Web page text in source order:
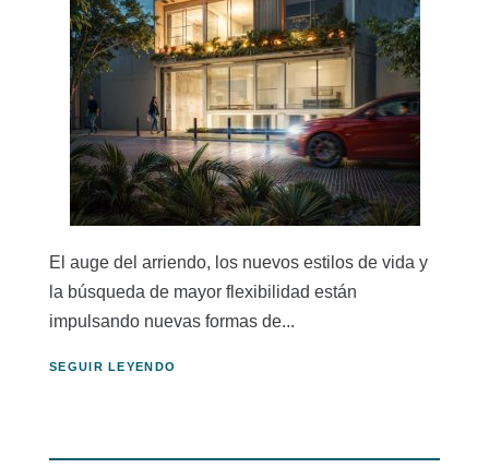
El auge del arriendo, los nuevos estilos de vida y
la búsqueda de mayor flexibilidad están
impulsando nuevas formas de...
SEGUIR LEYENDO